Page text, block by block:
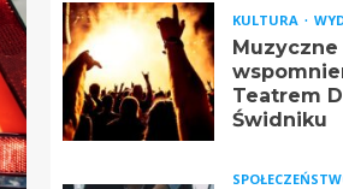
KULTURA
Muzyczne
Teatrem
Świdniku